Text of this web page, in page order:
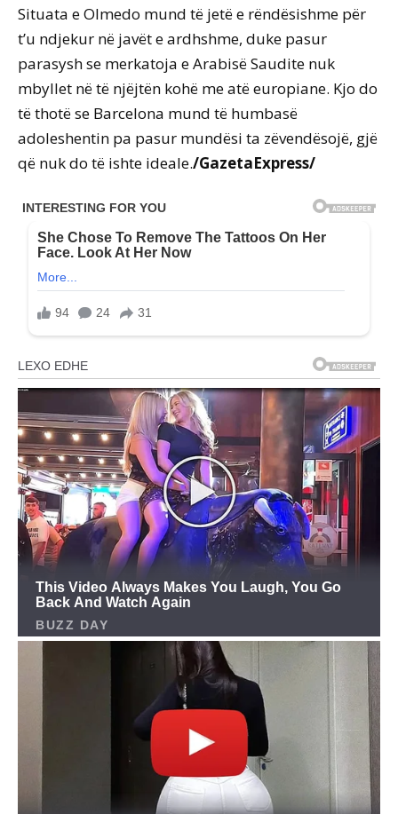
Situata e Olmedo mund të jetë e rëndësishme për
t’u ndjekur në javët e ardhshme, duke pasur
parasysh se merkatoja e Arabisë Saudite nuk
mbyllet në të njëjtën kohë me atë europiane. Kjo do
të thotë se Barcelona mund të humbasë
adoleshentin pa pasur mundësi ta zëvendësojë, gjë
që nuk do të ishte ideale./GazetaExpress/